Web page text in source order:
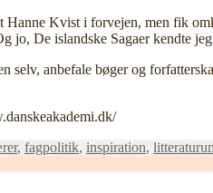
Kvist i forvejen, men fik
jo, De islandske Sagaer kendte
selv, anbefale bøger og
, fagpolitik, inspiration,